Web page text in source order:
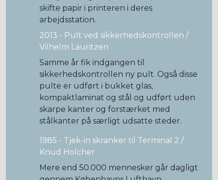
skifte papir i printeren i deres
arbejdsstation.
2013 - Pult ved sikkerhedskontrollen /
Vilhelm Lauritzen
Samme år fik indgangen til
sikkerhedskontrollen ny pult. Også disse
pulte er udført i bukket glas,
kompaktlaminat og stål og udført uden
skarpe kanter og forstærket med
stålkanter på særligt udsatte steder.
1985 - Tjek-in skranker til Terminal 2 /
Knud Holcher
Mere end 50.000 mennesker går dagligt